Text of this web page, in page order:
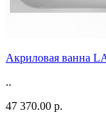
Акриловая ванна
..
47 370.00 р.